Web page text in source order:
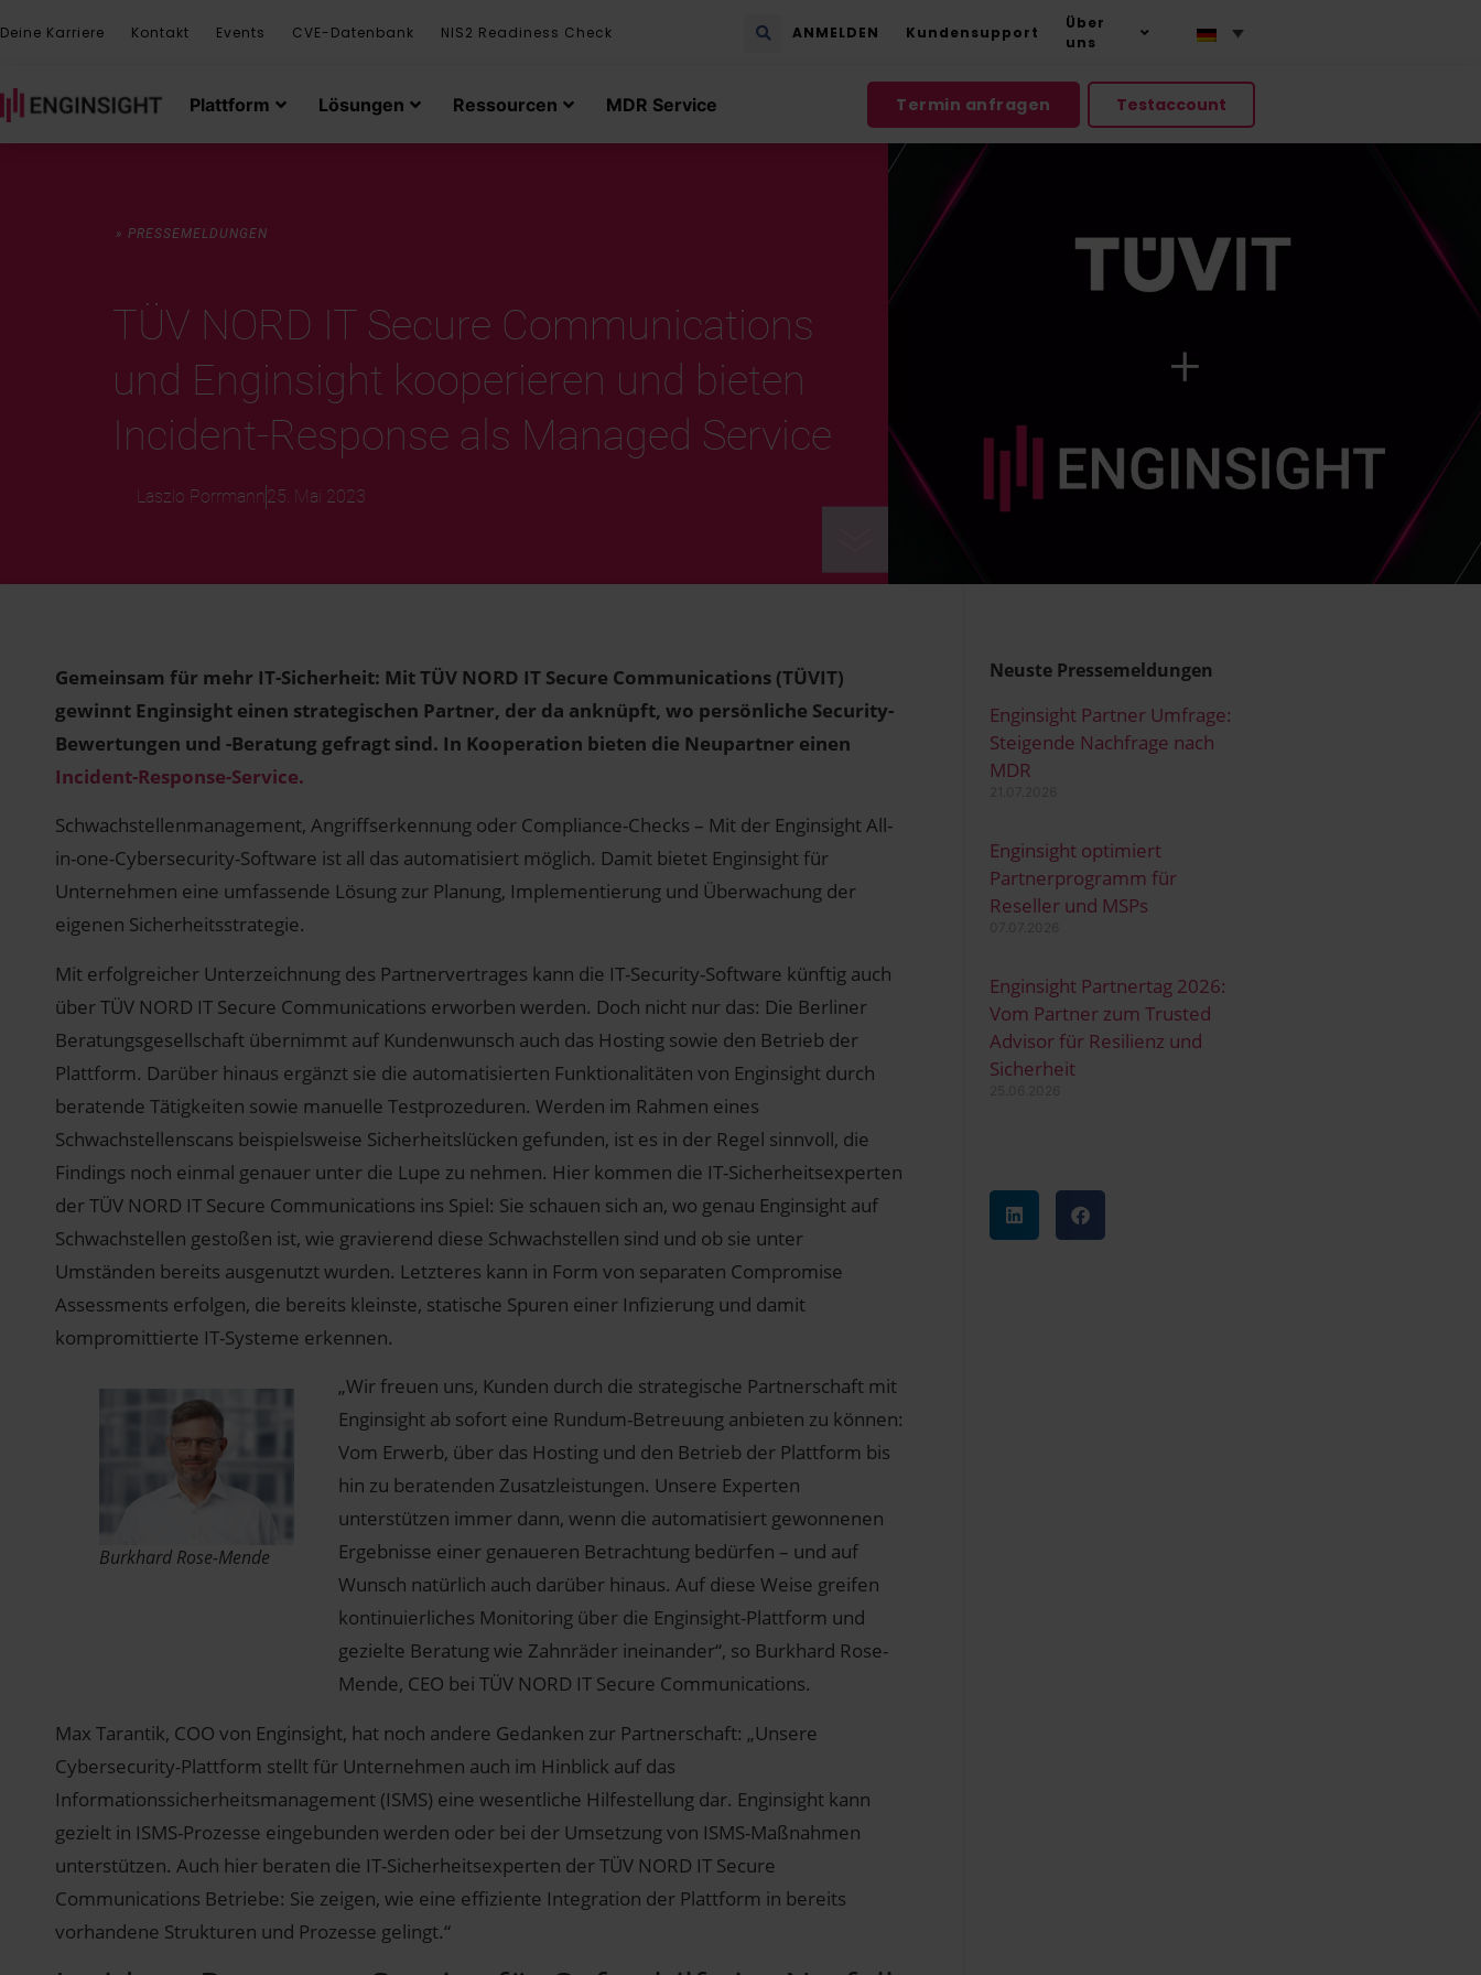
Deine Karriere Kontakt Events CVE-Datenbank NIS2 Readiness Check ANMELDEN Kundensupport
Über
uns
Plattform Lösungen Ressourcen MDR Service Termin anfragen Testaccount
» PRESSEMELDUNGEN
TÜV NORD IT Secure Communications
und Enginsight kooperieren und bieten
Incident-Response als Managed Service
Laszlo Porrmann25. Mai 2023
Gemeinsam für mehr IT-Sicherheit: Mit TÜV NORD IT Secure Communications (TÜVIT)
gewinnt Enginsight einen strategischen Partner, der da anknüpft, wo persönliche Security-
Bewertungen und -Beratung gefragt sind. In Kooperation bieten die Neupartner einen
Incident-Response-Service.
Schwachstellenmanagement, Angriffserkennung oder Compliance-Checks – Mit der Enginsight All-
in-one-Cybersecurity-Software ist all das automatisiert möglich. Damit bietet Enginsight für
Unternehmen eine umfassende Lösung zur Planung, Implementierung und Überwachung der
eigenen Sicherheitsstrategie.
Mit erfolgreicher Unterzeichnung des Partnervertrages kann die IT-Security-Software künftig auch
über TÜV NORD IT Secure Communications erworben werden. Doch nicht nur das: Die Berliner
Beratungsgesellschaft übernimmt auf Kundenwunsch auch das Hosting sowie den Betrieb der
Plattform. Darüber hinaus ergänzt sie die automatisierten Funktionalitäten von Enginsight durch
beratende Tätigkeiten sowie manuelle Testprozeduren. Werden im Rahmen eines
Schwachstellenscans beispielsweise Sicherheitslücken gefunden, ist es in der Regel sinnvoll, die
Findings noch einmal genauer unter die Lupe zu nehmen. Hier kommen die IT-Sicherheitsexperten
der TÜV NORD IT Secure Communications ins Spiel: Sie schauen sich an, wo genau Enginsight auf
Schwachstellen gestoßen ist, wie gravierend diese Schwachstellen sind und ob sie unter
Umständen bereits ausgenutzt wurden. Letzteres kann in Form von separaten Compromise
Assessments erfolgen, die bereits kleinste, statische Spuren einer Infizierung und damit
kompromittierte IT-Systeme erkennen.
Burkhard Rose-Mende
„Wir freuen uns, Kunden durch die strategische Partnerschaft mit
Enginsight ab sofort eine Rundum-Betreuung anbieten zu können:
Vom Erwerb, über das Hosting und den Betrieb der Plattform bis
hin zu beratenden Zusatzleistungen. Unsere Experten
unterstützen immer dann, wenn die automatisiert gewonnenen
Ergebnisse einer genaueren Betrachtung bedürfen – und auf
Wunsch natürlich auch darüber hinaus. Auf diese Weise greifen
kontinuierliches Monitoring über die Enginsight-Plattform und
gezielte Beratung wie Zahnräder ineinander“, so Burkhard Rose-
Mende, CEO bei TÜV NORD IT Secure Communications.
Max Tarantik, COO von Enginsight, hat noch andere Gedanken zur Partnerschaft: „Unsere
Cybersecurity-Plattform stellt für Unternehmen auch im Hinblick auf das
Informationssicherheitsmanagement (ISMS) eine wesentliche Hilfestellung dar. Enginsight kann
gezielt in ISMS-Prozesse eingebunden werden oder bei der Umsetzung von ISMS-Maßnahmen
unterstützen. Auch hier beraten die IT-Sicherheitsexperten der TÜV NORD IT Secure
Communications Betriebe: Sie zeigen, wie eine effiziente Integration der Plattform in bereits
vorhandene Strukturen und Prozesse gelingt.“
Neuste Pressemeldungen
Enginsight Partner Umfrage:
Steigende Nachfrage nach
MDR
Enginsight optimiert
Partnerprogramm für
Reseller und MSPs
Enginsight Partnertag 2026:
Vom Partner zum Trusted
Advisor für Resilienz und
Sicherheit